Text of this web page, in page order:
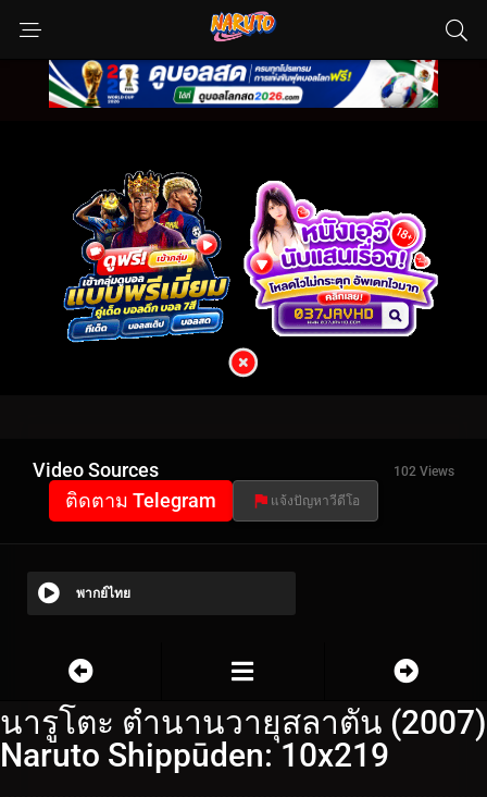
Video Sources 102 Views
ติดตาม Telegram แจ้งปัญหาวีดีโอ
พากย์ไทย
นารูโตะ ตำนานวายุสลาตัน (2007)
Naruto Shippūden: 10x219